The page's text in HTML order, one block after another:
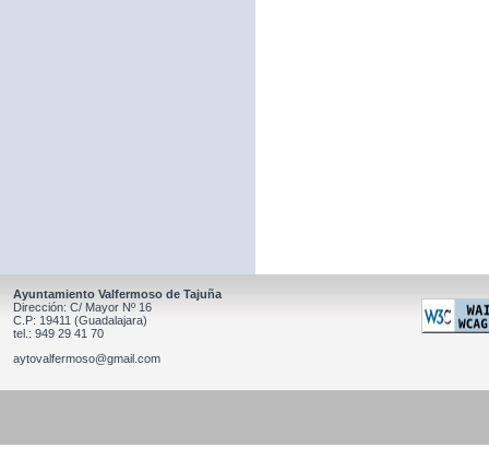
Ayuntamiento Valfermoso de Tajuña
Dirección: C/ Mayor Nº 16
C.P: 19411 (Guadalajara)
tel.: 949 29 41 70
aytovalfermoso@gmail.com